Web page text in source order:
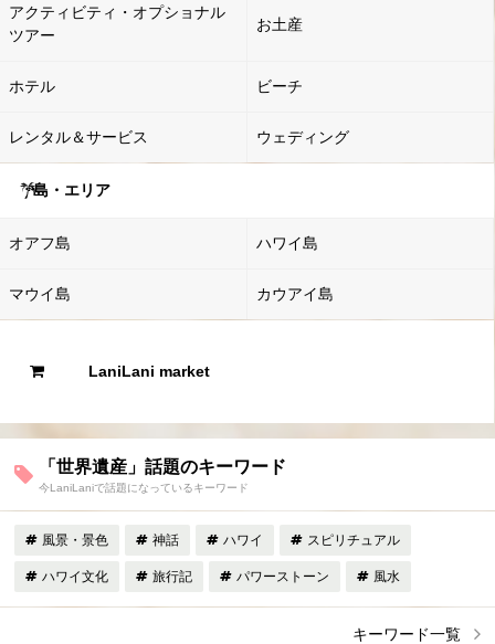
アクティビティ・オプショナル
ツアー
お土産
ホテル ビーチ
レンタル＆サービス ウェディング
島・エリア
オアフ島 ハワイ島
マウイ島 カウアイ島
LaniLani market
「世界遺産」話題のキーワード
今LaniLaniで話題になっているキーワード
風景・景色 神話 ハワイ スピリチュアル
ハワイ文化 旅行記 パワーストーン 風水
キーワード一覧